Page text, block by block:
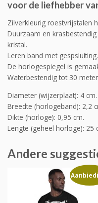
voor de liefhebber
Zilverkleurig roestvrijstalen
Duurzaam en
kristal.
Leren band met gespsluiting.
De horlogespiegel is
Waterbestendig tot 30
Diameter (wijzerplaat): 4 cm.
Breedte (horlogeband): 2,2
Dikte (horloge): 0,95 cm.
Lengte (geheel horloge): 25
Andere